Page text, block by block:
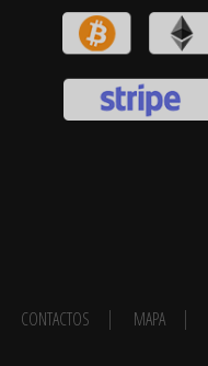
CONTACTOS MAPA